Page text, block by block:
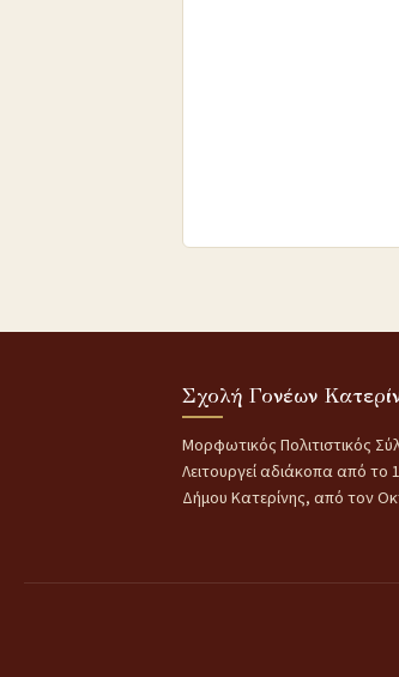
Σχολή Γονέων
Μορφωτικός Πολιτιστικός
Λειτουργεί αδιάκοπα από το
Δήμου Κατερίνης, από τον